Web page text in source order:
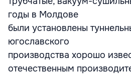
годы в Молдове
были установлены
югославского
производства хорошо
отечественным